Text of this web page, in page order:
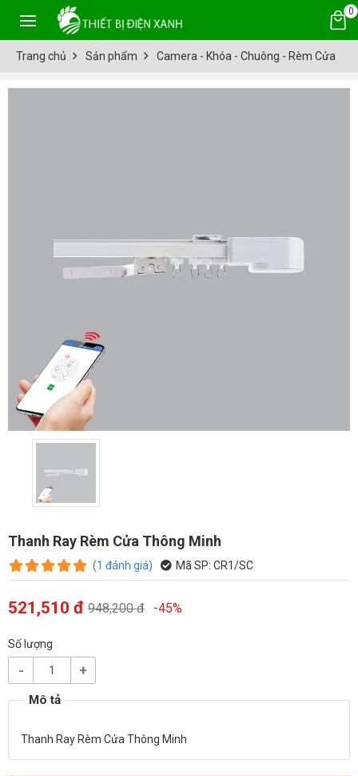
0
Trang chủ Sản phẩm Camera - Khóa - Chuông - Rèm Cửa
Thanh Ray Rèm Cửa Thông Minh
(1 đánh giá) Mã SP: CR1/SC
521,510 đ 948,200 đ -45%
Số lượng
- +